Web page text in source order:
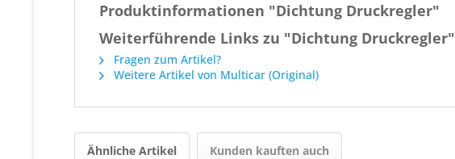
Produktinformationen "Dichtung Druckregler"
Weiterführende Links zu "Dichtung Druckregler"
Fragen zum Artikel?
Weitere Artikel von Multicar (Original)
Ähnliche Artikel Kunden kauften auch